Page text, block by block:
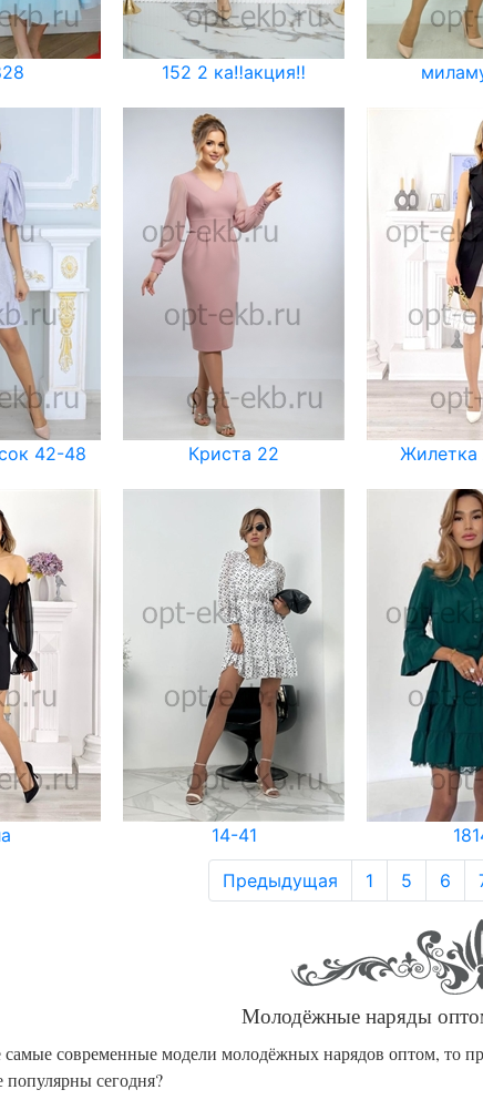
152 2 ка‼️акция‼️
42-48 Криста 22 Жилетка
14-41
Предыдущая 1 5 6
Молодёжные наряды
современные модели молодёжных нарядов оптом, то
популярны сегодня?